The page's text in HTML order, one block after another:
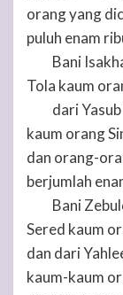
orang yang
puluh enam
Bani
Tola kaum
dari
kaum orang
dan orang-
berjumlah
Bani
Sered kaum
dan dari
kaum-kaum